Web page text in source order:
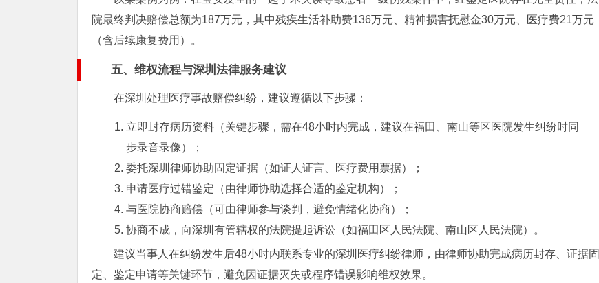
院最终判决赔偿总额为187万元，其中残疾生活补助费136万元、精神损害抚慰金30万元、医疗费21万元
（含后续康复费用）。
五、维权流程与深圳法律服务建议
在深圳处理医疗事故赔偿纠纷，建议遵循以下步骤：
立即封存病历资料（关键步骤，需在48小时内完成，建议在福田、南山等区医院发生纠纷时同
步录音录像）；
委托深圳律师协助固定证据（如证人证言、医疗费用票据）；
申请医疗过错鉴定（由律师协助选择合适的鉴定机构）；
与医院协商赔偿（可由律师参与谈判，避免情绪化协商）；
协商不成，向深圳有管辖权的法院提起诉讼（如福田区人民法院、南山区人民法院）。
建议当事人在纠纷发生后48小时内联系专业的深圳医疗纠纷律师，由律师协助完成病历封存、证据固
定、鉴定申请等关键环节，避免因证据灭失或程序错误影响维权效果。